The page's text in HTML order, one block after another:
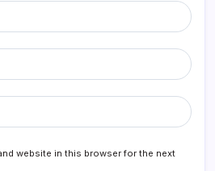
website in this browser for the next